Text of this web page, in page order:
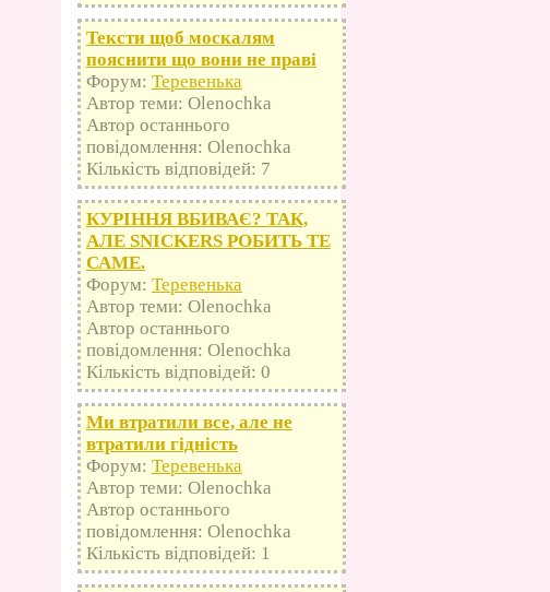
Тексти щоб москалям
пояснити що вони не праві
Форум: Теревенька
Автор теми: Olenochka
Автор останнього
повідомлення: Olenochka
Кількість відповідей: 7
КУРІННЯ ВБИВАЄ? ТАК,
АЛЕ SNICKERS РОБИТЬ ТЕ
САМЕ.
Форум: Теревенька
Автор теми: Olenochka
Автор останнього
повідомлення: Olenochka
Кількість відповідей: 0
Ми втратили все, але не
втратили гідність
Форум: Теревенька
Автор теми: Olenochka
Автор останнього
повідомлення: Olenochka
Кількість відповідей: 1